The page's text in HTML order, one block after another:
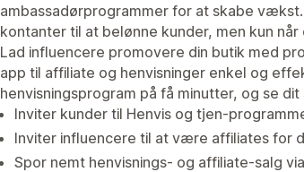
ambassadørprogrammer for at skabe
kontanter til at belønne kunder, men kun
Lad influencere promovere din butik med
app til affiliate og henvisninger enkel og
henvisningsprogram på få minutter, og se
Inviter kunder til Henvis og tjen-
Inviter influencere til at være affiliates for
Spor nemt henvisnings- og affiliate-salg